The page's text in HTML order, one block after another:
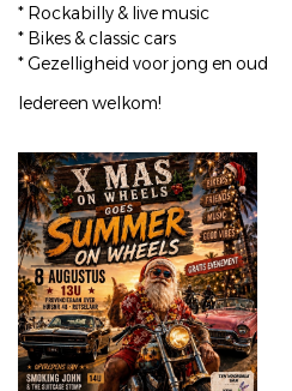
* Rockabilly & live music
* Bikes & classic cars
* Gezelligheid voor jong en oud
Iedereen welkom!